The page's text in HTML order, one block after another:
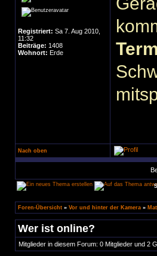
Registriert: Sa 7. Aug 2010,
11:32
Beiträge: 1408
Wohnort: Erde
Nach oben
Foren-Übersicht » Vor und hinter der Kamera »
Wer ist online?
Mitglieder in diesem Forum: 0 Mitglieder und 2